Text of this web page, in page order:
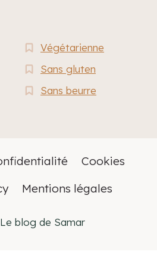
Végétarienne
Sans gluten
Sans beurre
Cookies
Mentions légales
blog de Samar